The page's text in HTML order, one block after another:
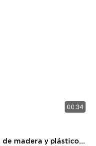
00:34
de madera y plástico